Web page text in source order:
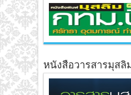
หนังสือวารสารมุสลิ